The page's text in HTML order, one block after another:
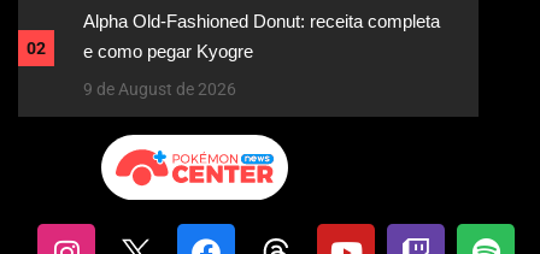
02
Alpha Old-Fashioned Donut: receita completa
e como pegar Kyogre
9 de August de 2026